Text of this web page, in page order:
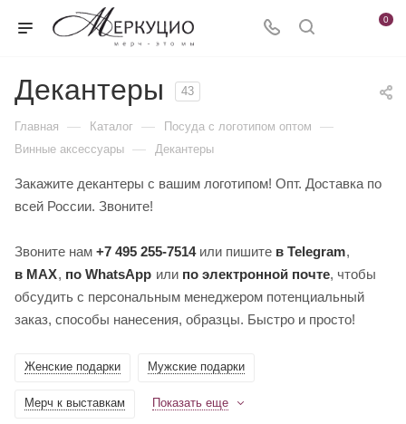
0
Декантеры 43
Главная — Каталог — Посуда с логотипом оптом —
Винные аксессуары — Декантеры
Закажите декантеры с вашим логотипом! Опт. Доставка по
всей России. Звоните!
Звоните нам +7 495 255-7514или пишите в Telegram,
в MAX, по WhatsApp или по электронной почте, чтобы
обсудить с персональным менеджером потенциальный
заказ, способы нанесения, образцы. Быстро и просто!
Женские подарки Мужские подарки
Мерч к выставкам Показать еще